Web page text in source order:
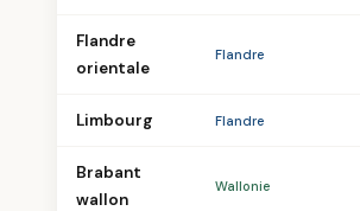
Flandre
orientale
Flandre
Limbourg Flandre
Brabant
wallon
Wallonie